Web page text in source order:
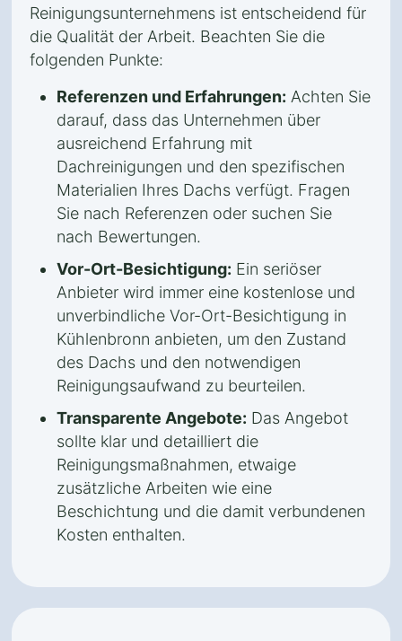
Reinigungsunternehmens ist entscheidend für
die Qualität der Arbeit. Beachten Sie die
folgenden Punkte:
Referenzen und Erfahrungen: Achten Sie
darauf, dass das Unternehmen über
ausreichend Erfahrung mit
Dachreinigungen und den spezifischen
Materialien Ihres Dachs verfügt. Fragen
Sie nach Referenzen oder suchen Sie
nach Bewertungen.
Vor-Ort-Besichtigung: Ein seriöser
Anbieter wird immer eine kostenlose und
unverbindliche Vor-Ort-Besichtigung in
Kühlenbronn anbieten, um den Zustand
des Dachs und den notwendigen
Reinigungsaufwand zu beurteilen.
Transparente Angebote: Das Angebot
sollte klar und detailliert die
Reinigungsmaßnahmen, etwaige
zusätzliche Arbeiten wie eine
Beschichtung und die damit verbundenen
Kosten enthalten.